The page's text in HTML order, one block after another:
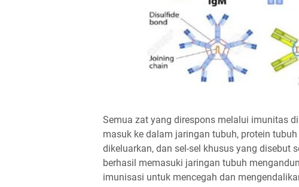
Semua zat yang direspons melalui imunitas
masuk ke dalam jaringan tubuh, protein
dikeluarkan, dan sel-sel khusus yang disebut
berhasil memasuki jaringan tubuh
imunisasi untuk mencegah dan